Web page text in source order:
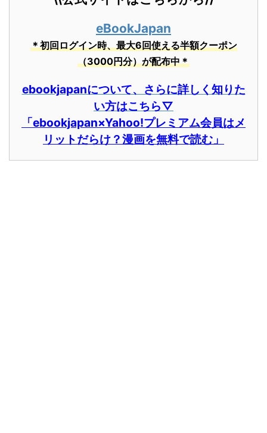
eBookJapan
＊初回ログイン時、最大6回使える半額クーポン
（3000円分）が配布中＊
ebookjapanについて、さらに詳しく知りた
い方はこちら▽
「ebookjapan×Yahoo!プレミアム会員はメ
リットだらけ？漫画を無料で読む」